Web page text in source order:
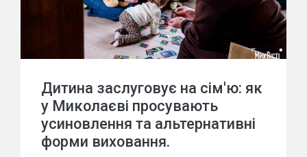
Дитина заслуговує на сім'ю: як
у Миколаєві просувають
усиновлення та альтернативні
форми виховання.